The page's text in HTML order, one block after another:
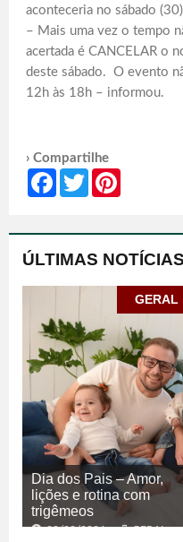
aconteceria no sábado
– Mais uma vez o tempo
acertada é CANCELAR o
deste sábado. O evento
12h às 18h – informou.
› Compartilhe
Facebook
Twitter
ÚLTIMAS NOTÍCIAS
GERAL
Dia dos Pais – Amor,
lições e rotina com
trigêmeos
08/08/2026 GERAL